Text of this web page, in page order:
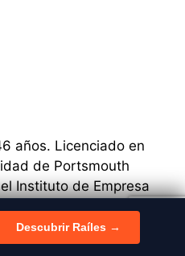
años. Licenciado en
de Portsmouth
Instituto de Empresa
(India). Emprendedor
el fundador de Time
Descubrir Raíles →